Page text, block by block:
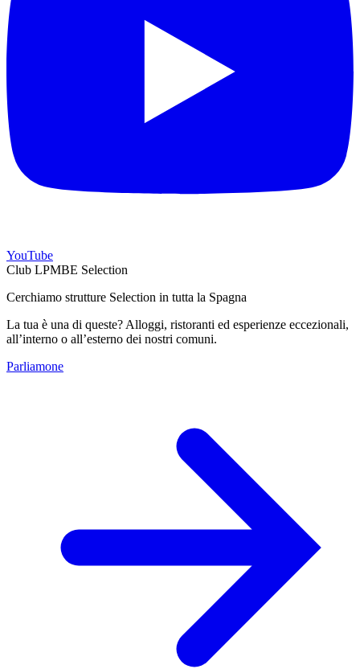
YouTube
Club LPMBE Selection
Cerchiamo strutture Selection in tutta la Spagna
La tua è una di queste? Alloggi, ristoranti ed esperienze eccezionali,
all’interno o all’esterno dei nostri comuni.
Parliamone